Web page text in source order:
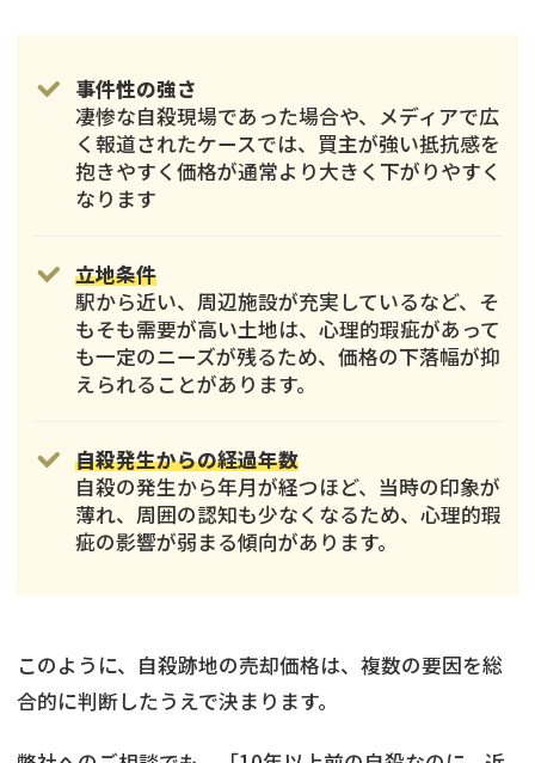
事件性の強さ
凄惨な自殺現場であった場合や、メディアで広
く報道されたケースでは、買主が強い抵抗感を
抱きやすく価格が通常より大きく下がりやすく
なります
立地条件
駅から近い、周辺施設が充実しているなど、そ
もそも需要が高い土地は、心理的瑕疵があって
も一定のニーズが残るため、価格の下落幅が抑
えられることがあります。
自殺発生からの経過年数
自殺の発生から年月が経つほど、当時の印象が
薄れ、周囲の認知も少なくなるため、心理的瑕
疵の影響が弱まる傾向があります。
このように、自殺跡地の売却価格は、複数の要因を総
合的に判断したうえで決まります。